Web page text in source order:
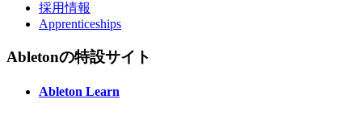
採用情報
Apprenticeships
Abletonの特設サイト
Ableton Learn